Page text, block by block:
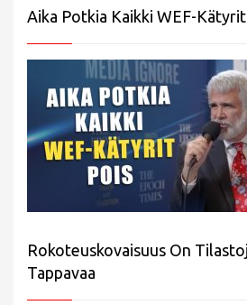
Aika Potkia Kaikki WEF-
Rokoteuskovaisuus On
Tappavaa